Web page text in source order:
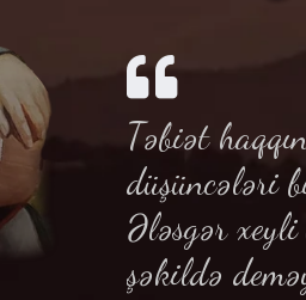
Təbiət
düşüncələri
Ələsgər xeyli
şəkildə